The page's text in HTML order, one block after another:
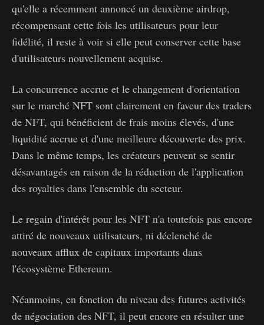
qu'elle a récemment annoncé un deuxième airdrop,
récompensant cette fois les utilisateurs pour leur
fidélité, il reste à voir si elle peut conserver cette base
d'utilisateurs nouvellement acquise.
La concurrence accrue et le changement d'orientation
sur le marché NFT sont clairement en faveur des traders
de NFT, qui bénéficient de frais moins élevés, d'une
liquidité accrue et d'une meilleure découverte des prix.
Dans le même temps, les créateurs peuvent se sentir
désavantagés en raison de la réduction de l'application
des royalties dans l'ensemble du secteur.
Le regain d'intérêt pour les NFT n'a toutefois pas encore
attiré de nouveaux utilisateurs, ni déclenché de
nouveaux afflux de capitaux importants dans
l'écosystème Ethereum.
Néanmoins, en fonction du niveau des futures activités
de négociation des NFT, il peut encore en résulter une